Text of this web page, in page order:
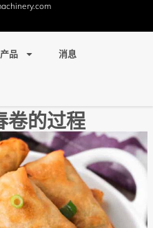
产品 消息
卷的过程